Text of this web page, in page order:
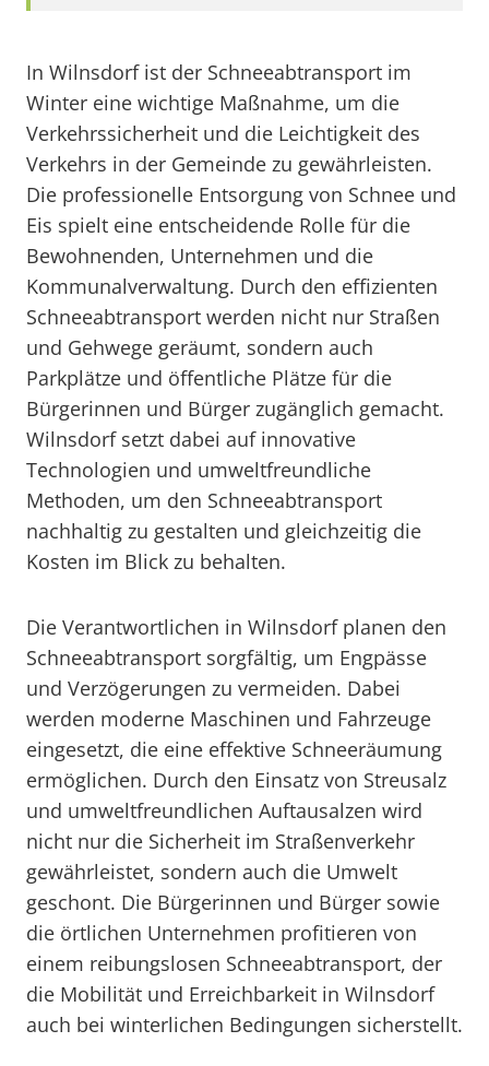
In Wilnsdorf ist der Schneeabtransport im
Winter eine wichtige Maßnahme, um die
Verkehrssicherheit und die Leichtigkeit des
Verkehrs in der Gemeinde zu gewährleisten.
Die professionelle Entsorgung von Schnee und
Eis spielt eine entscheidende Rolle für die
Bewohnenden, Unternehmen und die
Kommunalverwaltung. Durch den effizienten
Schneeabtransport werden nicht nur Straßen
und Gehwege geräumt, sondern auch
Parkplätze und öffentliche Plätze für die
Bürgerinnen und Bürger zugänglich gemacht.
Wilnsdorf setzt dabei auf innovative
Technologien und umweltfreundliche
Methoden, um den Schneeabtransport
nachhaltig zu gestalten und gleichzeitig die
Kosten im Blick zu behalten.
Die Verantwortlichen in Wilnsdorf planen den
Schneeabtransport sorgfältig, um Engpässe
und Verzögerungen zu vermeiden. Dabei
werden moderne Maschinen und Fahrzeuge
eingesetzt, die eine effektive Schneeräumung
ermöglichen. Durch den Einsatz von Streusalz
und umweltfreundlichen Auftausalzen wird
nicht nur die Sicherheit im Straßenverkehr
gewährleistet, sondern auch die Umwelt
geschont. Die Bürgerinnen und Bürger sowie
die örtlichen Unternehmen profitieren von
einem reibungslosen Schneeabtransport, der
die Mobilität und Erreichbarkeit in Wilnsdorf
auch bei winterlichen Bedingungen sicherstellt.